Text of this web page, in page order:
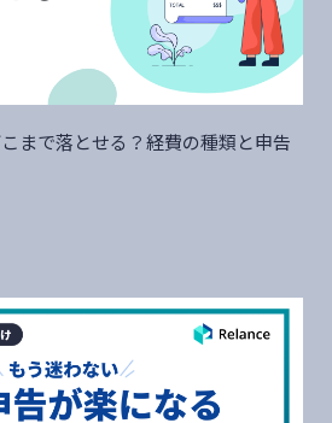
まで落とせる？経費の種類と申告